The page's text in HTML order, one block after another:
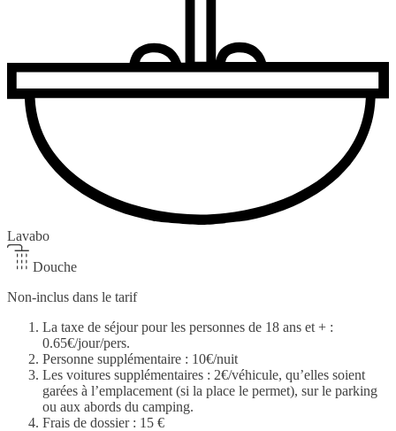
Lavabo
Douche
Non-inclus dans le tarif
La taxe de séjour pour les personnes de 18 ans et + :
0.65€/jour/pers.
Personne supplémentaire : 10€/nuit
Les voitures supplémentaires : 2€/véhicule, qu’elles soient
garées à l’emplacement (si la place le permet), sur le parking
ou aux abords du camping.
Frais de dossier : 15 €